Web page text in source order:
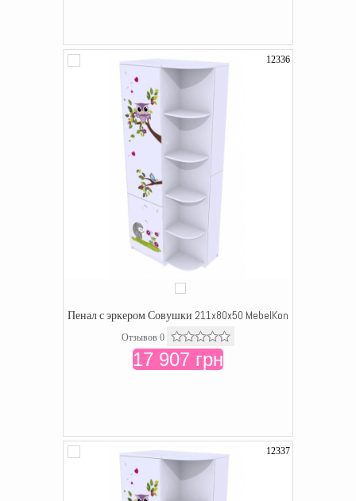
12336
Пенал с эркером Совушки 211x80x50 MebelKon
Отзывов 0
17 907 грн
12337